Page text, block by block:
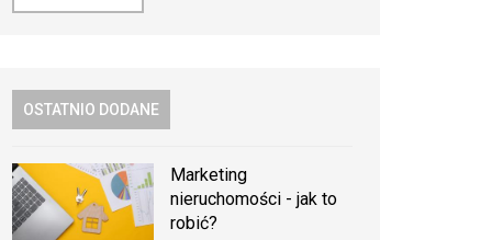
OSTATNIO DODANE
Marketing
nieruchomości - jak to
robić?